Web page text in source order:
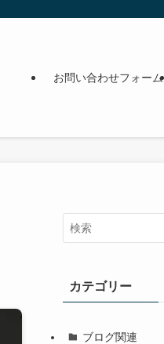
お問い合わせフォーム
カテゴリー
ブログ関連